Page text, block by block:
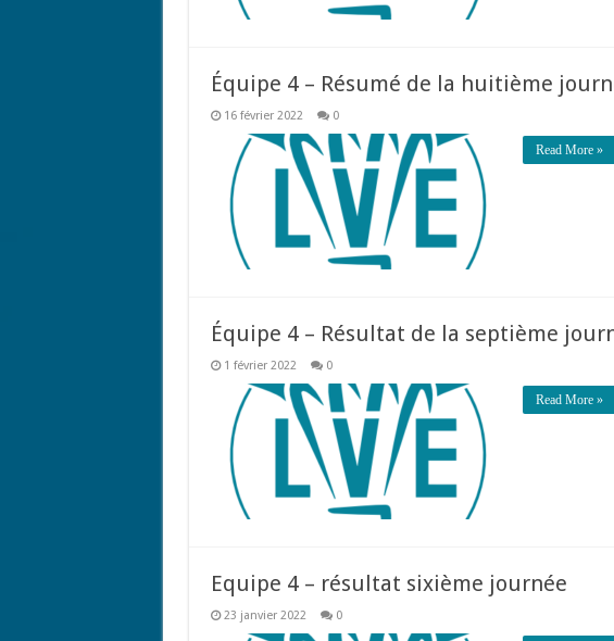
Équipe 4 – Résumé de la huitième
16 février 2022 0
Read More »
Équipe 4 – Résultat de la septième
1 février 2022 0
Read More »
Equipe 4 – résultat sixième journée
23 janvier 2022 0